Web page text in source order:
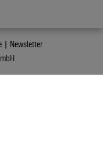
| Newsletter